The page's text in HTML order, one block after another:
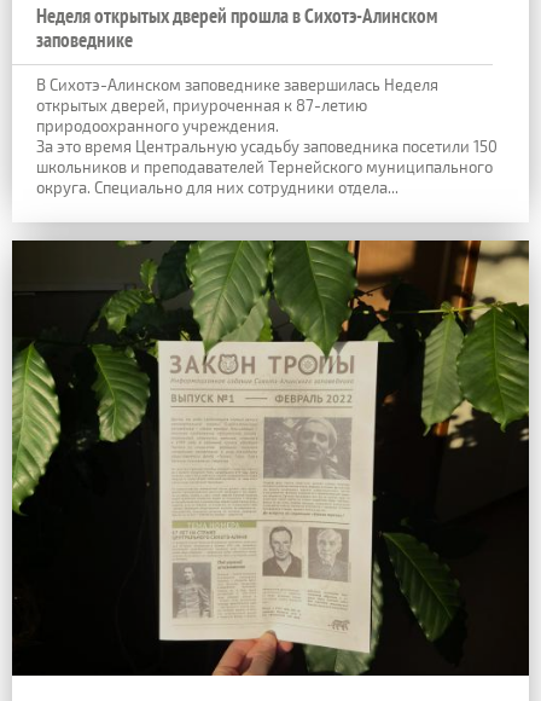
Неделя открытых дверей прошла в Сихотэ-Алинском
заповеднике
В Сихотэ-Алинском заповеднике завершилась Неделя
открытых дверей, приуроченная к 87-летию
природоохранного учреждения.
За это время Центральную усадьбу заповедника посетили 150
школьников и преподавателей Тернейского муниципального
округа. Специально для них сотрудники отдела...